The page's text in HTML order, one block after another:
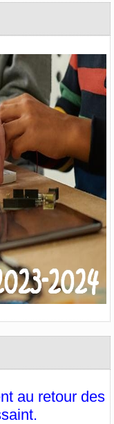
au retour des